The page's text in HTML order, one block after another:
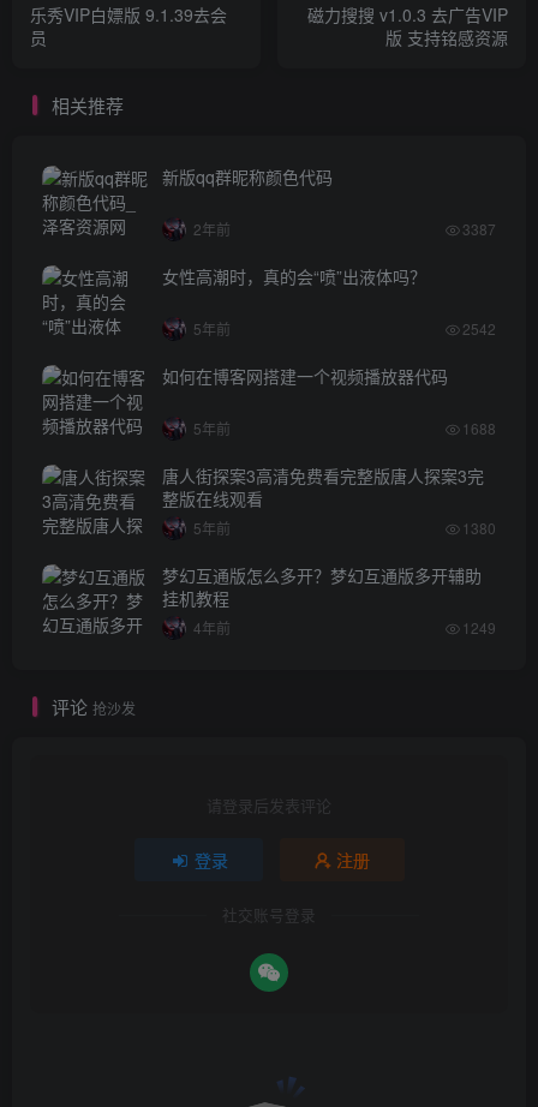
乐秀VIP白嫖版 9.1.39去会
员
磁力搜搜 v1.0.3 去广告VIP
版 支持铭感资源
相关推荐
新版qq群昵称颜色代码
2年前 3387
女性高潮时，真的会“喷”出液体吗？
5年前 2542
如何在博客网搭建一个视频播放器代码
5年前 1688
唐人街探案3高清免费看完整版唐人探案3完
整版在线观看
5年前 1380
梦幻互通版怎么多开？梦幻互通版多开辅助
挂机教程
4年前 1249
评论 抢沙发
请登录后发表评论
登录 注册
社交账号登录